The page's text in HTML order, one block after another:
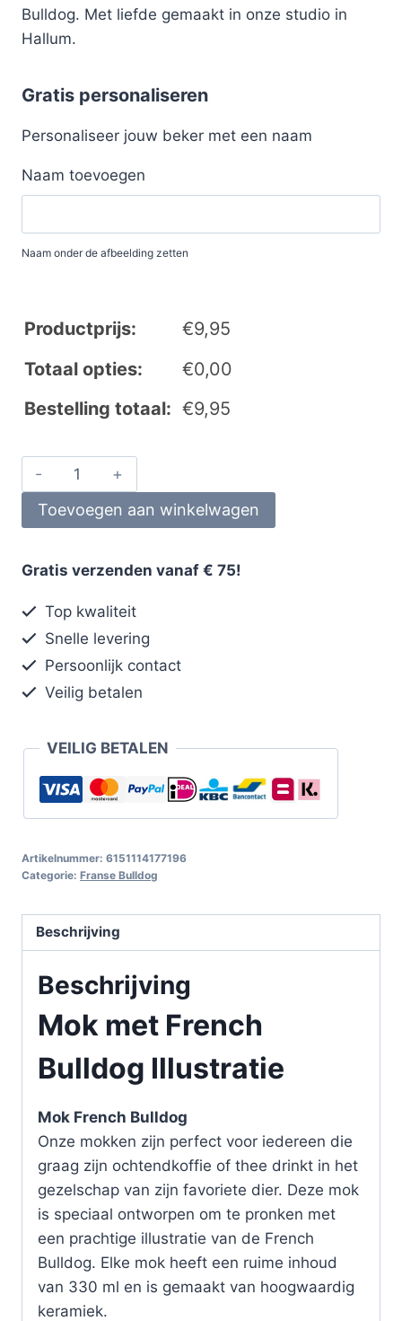
Bulldog. Met liefde gemaakt in onze studio in
Hallum.
Gratis personaliseren
Personaliseer jouw beker met een naam
Naam toevoegen
Naam onder de afbeelding zetten
Productprijs: €9,95
Totaal opties:
€0,00
Bestelling totaal: €9,95
Toevoegen aan winkelwagen
Gratis verzenden vanaf € 75!
Top kwaliteit
Snelle levering
Persoonlijk contact
Veilig betalen
VEILIG BETALEN
Artikelnummer: 6151114177196
Categorie: Franse Bulldog
Beschrijving
Beschrijving
Mok met French
Bulldog Illustratie
Mok French Bulldog
Onze mokken zijn perfect voor iedereen die
graag zijn ochtendkoffie of thee drinkt in het
gezelschap van zijn favoriete dier. Deze mok
is speciaal ontworpen om te pronken met
een prachtige illustratie van de French
Bulldog. Elke mok heeft een ruime inhoud
van 330 ml en is gemaakt van hoogwaardig
keramiek.